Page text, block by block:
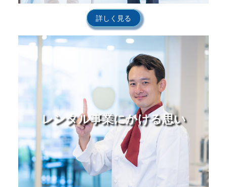
詳しく見る
レンタル事業にかける思い